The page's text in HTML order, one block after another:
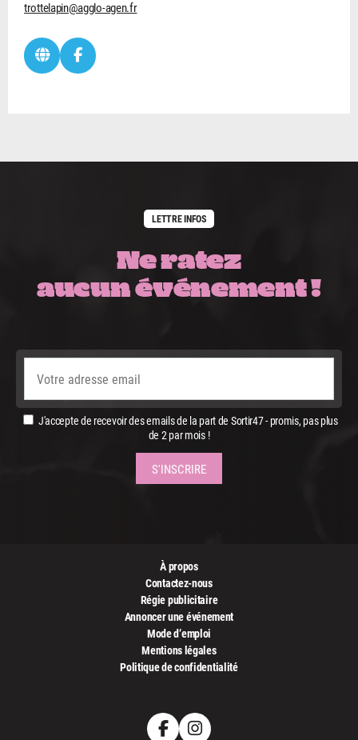
trottelapin@agglo-agen.fr
LETTRE INFOS
Ne ratez
aucun événement !
J'accepte de recevoir des emails de la part de Sortir47 - promis, pas plus
de 2 par mois !
À propos
Contactez-nous
Régie publicitaire
Annoncer une événement
Mode d’emploi
Mentions légales
Politique de confidentialité